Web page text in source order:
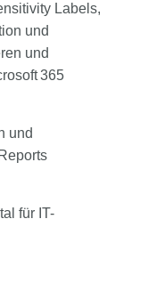
Labels,
und
und
365
und
für IT-